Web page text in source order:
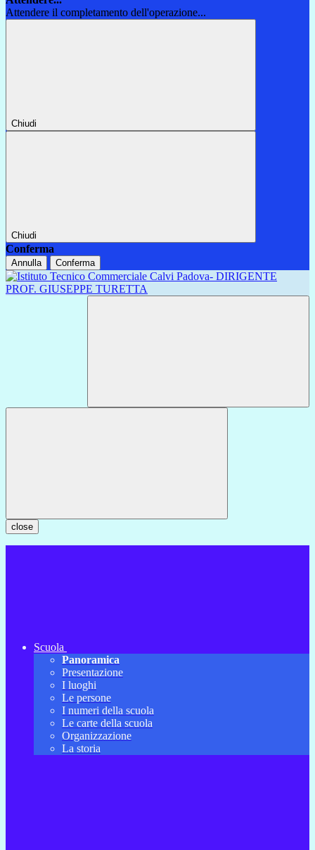
Attendere il completamento dell'operazione...
Chiudi
Chiudi
Conferma
Annulla Conferma
close
Scuola
Panoramica
Presentazione
I luoghi
Le persone
I numeri della scuola
Le carte della scuola
Organizzazione
La storia